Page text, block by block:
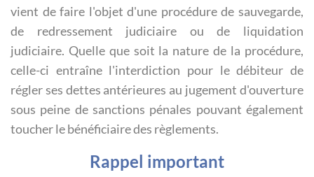
vient de faire l'objet d'une procédure de sauvegarde,
de redressement judiciaire ou de liquidation
judiciaire. Quelle que soit la nature de la procédure,
celle-ci entraîne l'interdiction pour le débiteur de
régler ses dettes antérieures au jugement d'ouverture
sous peine de sanctions pénales pouvant également
toucher le bénéficiaire des règlements.
Rappel important